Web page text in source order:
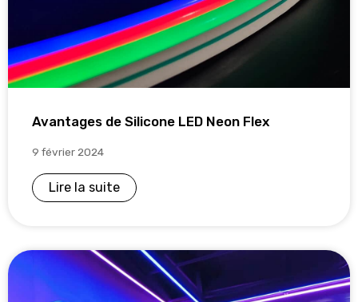
Avantages de Silicone LED Neon Flex
9 février 2024
Lire la suite